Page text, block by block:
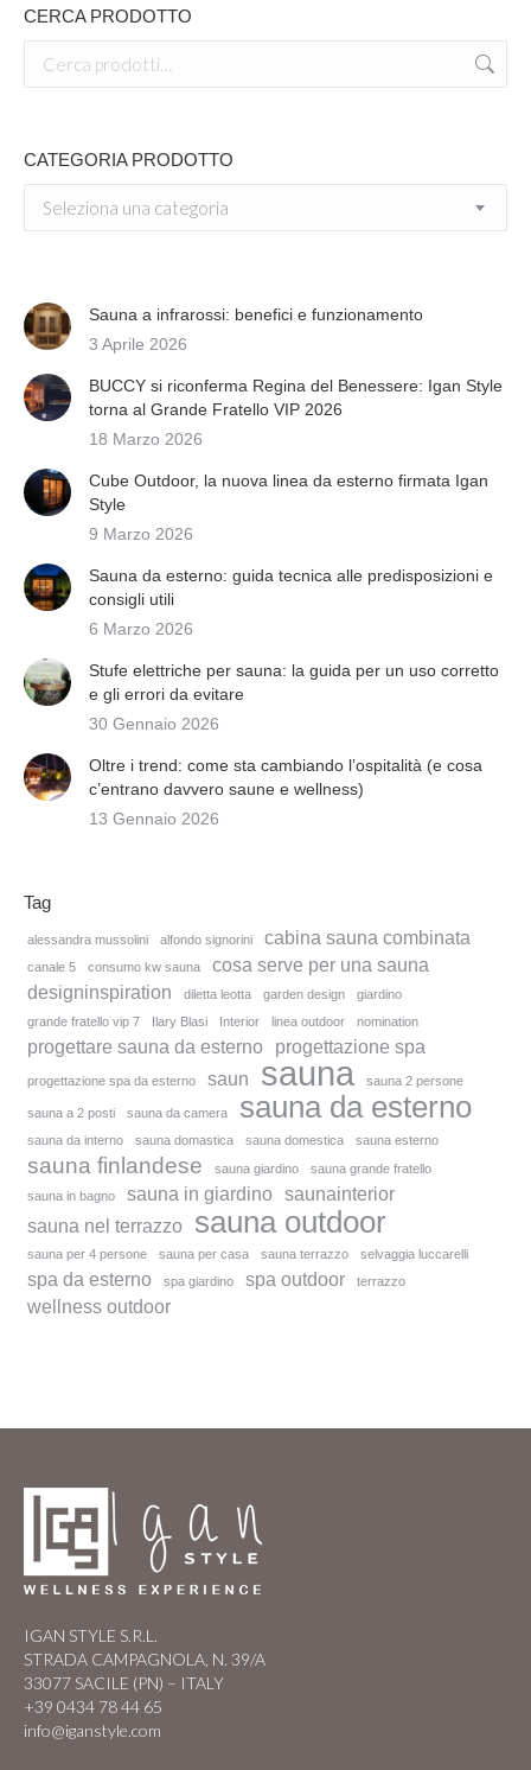
CERCA PRODOTTO
CATEGORIA PRODOTTO
Seleziona una categoria
Sauna a infrarossi: benefici e funzionamento
3 Aprile 2026
BUCCY si riconferma Regina del Benessere: Igan Style
torna al Grande Fratello VIP 2026
18 Marzo 2026
Cube Outdoor, la nuova linea da esterno firmata Igan
Style
9 Marzo 2026
Sauna da esterno: guida tecnica alle predisposizioni e
consigli utili
6 Marzo 2026
Stufe elettriche per sauna: la guida per un uso corretto
e gli errori da evitare
30 Gennaio 2026
Oltre i trend: come sta cambiando l’ospitalità (e cosa
c’entrano davvero saune e wellness)
13 Gennaio 2026
Tag
alessandra mussolini alfondo signorini cabina sauna combinata
canale 5 consumo kw sauna
cosa serve per una sauna
designinspiration
diletta leotta garden design
giardino
grande fratello vip 7
Ilary Blasi Interior linea outdoor nomination
progettare sauna da esterno progettazione spa
progettazione spa da esterno saun sauna sauna 2 persone
sauna a 2 posti sauna da camera sauna da esterno
sauna da interno sauna domastica sauna domestica sauna esterno
sauna finlandese sauna giardino
sauna grande fratello
sauna in bagno
sauna in giardino saunainterior
sauna nel terrazzo
sauna outdoor
sauna per 4 persone sauna per casa sauna terrazzo selvaggia luccarelli
spa da esterno spa giardino spa outdoor terrazzo
wellness outdoor
IGAN STYLE S.R.L.
STRADA CAMPAGNOLA, N. 39/A
33077 SACILE (PN) – ITALY
+39 0434 78 44 65
info@iganstyle.com